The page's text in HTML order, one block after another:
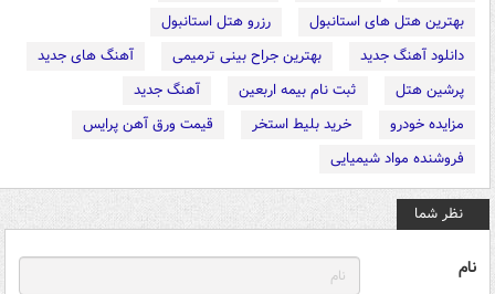
بهترین هتل های استانبول
رزرو هتل استانبول
دانلود آهنگ جدید
بهترین جراح بینی ترمیمی
آهنگ های جدید
پرشین هتل
ثبت نام بیمه اربعین
آهنگ جدید
مزایده خودرو
خرید بلیط استخر
قیمت ورق آهن پرایس
فروشنده مواد شیمیایی
نظر شما
نام